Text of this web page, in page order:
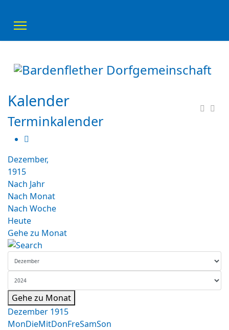
Kalender
Terminkalender
Dezember,
1915
Nach Jahr
Nach Monat
Nach Woche
Heute
Gehe zu Monat
Gehe zu Monat
Dezember 1915
MonDieMitDonFreSamSon